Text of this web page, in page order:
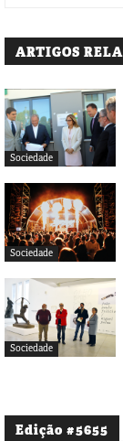
ARTIGOS
Sociedade
Sociedade
Sociedade
Edição #5655